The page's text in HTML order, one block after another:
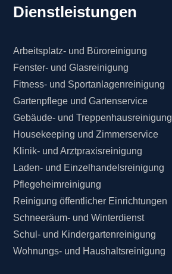
Dienstleistungen
Arbeitsplatz- und Büroreinigung
Fenster- und Glasreinigung
Fitness- und Sportanlagenreinigung
Gartenpflege und Gartenservice
Gebäude- und Treppenhausreinigung
Housekeeping und Zimmerservice
Klinik- und Arztpraxisreinigung
Laden- und Einzelhandelsreinigung
Pflegeheimreinigung
Reinigung öffentlicher Einrichtungen
Schneeräum- und Winterdienst
Schul- und Kindergartenreinigung
Wohnungs- und Haushaltsreinigung